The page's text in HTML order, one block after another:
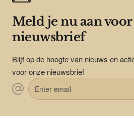
Meld je nu aan
nieuwsbrief
Blijf op de hoogte van nieuws en
voor onze nieuwsbrief
Enter
email